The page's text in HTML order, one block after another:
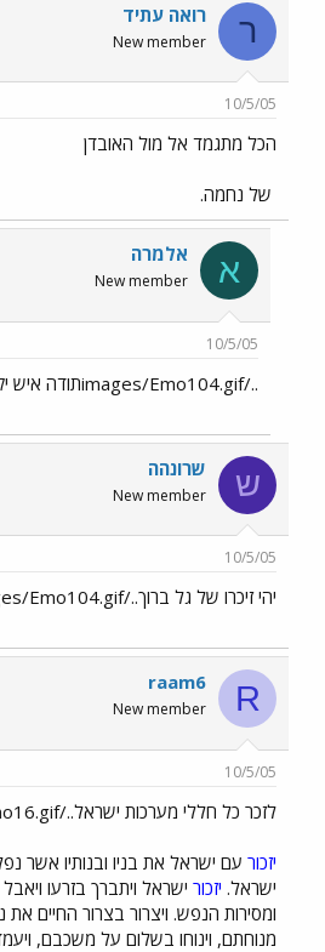
ר רואה עתיד
New member
10/5/05
הכל מתגמד אל מול האובדן
של נחמה.
א אלמרה
New member
10/5/05
../images/Emo104.gifתודה איש יקר...
ש שרונהה
New member
10/5/05
יהי זיכרו של גל ברוך../images/Emo16.gif../images/Emo104.gif
R
raam6
New member
10/5/05
לזכר כל חללי מערכות ישראל../images/Emo16.gif
יזכור עם ישראל את בניו ובנותיו אשר
ישראל. יזכור ישראל ויתברך בזרעו
ומסירות הנפש. ויצרור בצרור החיים
מנוחתם, וינוחו בשלום על משכבם,